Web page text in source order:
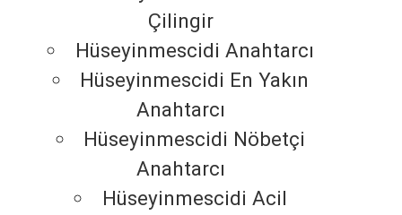
Çilingir
Hüseyinmescidi Anahtarcı
Hüseyinmescidi En Yakın
Anahtarcı
Hüseyinmescidi Nöbetçi
Anahtarcı
Hüseyinmescidi Acil